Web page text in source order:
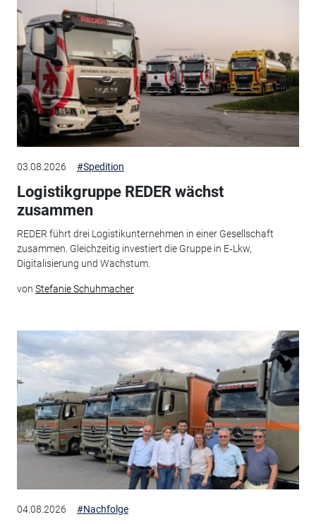
03.08.2026 #Spedition
Logistikgruppe REDER wächst
zusammen
REDER führt drei Logistikunternehmen in einer Gesellschaft
zusammen. Gleichzeitig investiert die Gruppe in E‑Lkw,
Digitalisierung und Wachstum.
von Stefanie Schuhmacher
04.08.2026 #Nachfolge